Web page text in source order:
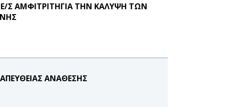
Σ ΑΜΦΙΤΡΙΤΗΓΙΑ ΤΗΝ ΚΑΛΥΨΗ ΤΩΝ
ΑΝΑΘΕΣΗΣ